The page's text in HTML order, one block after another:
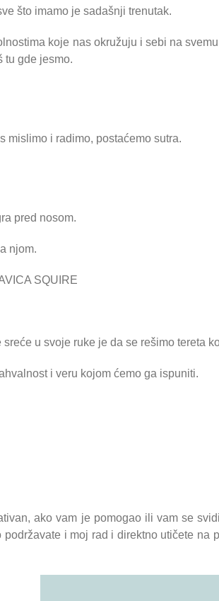
što imamo je sadašnji trenutak.
koje nas okružuju i sebi na
tu gde jesmo.
mislimo i radimo, postaćemo sutra.
pred nosom.
njom.
SQUIRE
u svoje ruke je da se rešimo tereta
i veru kojom ćemo ga ispuniti.
ako vam je pomogao ili vam se
i moj rad i direktno utičete na